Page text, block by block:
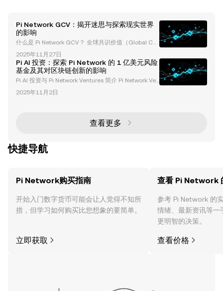
Pi Network GCV：揭开迷思与探索现实世界
的影响
什么是 Pi Network GCV？ 全球共识价值（Global Co
nsensus Value, GCV） 这一术语已成为 Pi Network 社
区讨论的焦点。它指的是为 Pi 币设定的一个固定价
值，通常被引用为每枚代币 $314,159。尽管这一概念
引起了广泛关注，但也引发了争议。一些社区成员支持
这一想法，认为它反映了 Pi 的潜力，而另一些人，包
括 Pi 核心团队，则将其视为投机且不切实
2025年11月27日
Pi AI 投资：探索 Pi Network 的 1 亿美元风险
基金及其对区块链创新的影响
Pi AI 投资与 Pi Network Ventures 简介 Pi Network Ven
tures 在区块链和技术领域中崭露头角，推出了其 1 亿
美元的风险基金 Pi AI 投资 。这一举措旨在通过支持增
机器人等尖端技术相结合，Pi Network 正在将自己定
位为去中心化网络与新兴技术交汇
2025年11月2日
查看更多
快捷导航
Pi Network购买指南
开始入门数字货币可能会让人觉得不知所
措，但学习如何购买比您想象的要简单。
立即获取
查看 Pi Network
参考 Pi Network 的
情绪、最新资讯等一
更明智的决策。
查看价格